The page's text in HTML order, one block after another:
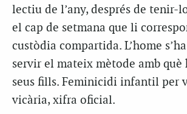
lectiu de l’any, després de tenir-
el cap de setmana que li
custòdia compartida. L’home
servir el mateix mètode amb què
seus fills. Feminicidi infantil per
vicària, xifra oficial.